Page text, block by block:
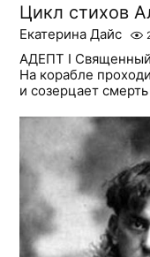
Цикл стихов
Екатерина Дайс
АДЕПТ I Священный
На корабле
и созерцает смерть